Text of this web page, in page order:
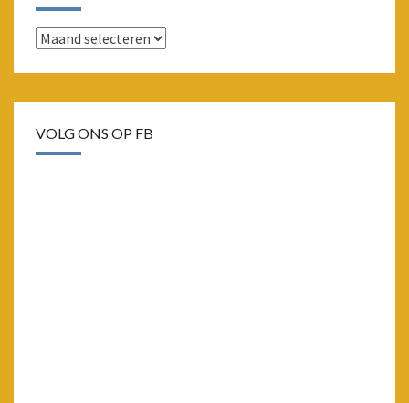
Archieven
VOLG ONS OP FB